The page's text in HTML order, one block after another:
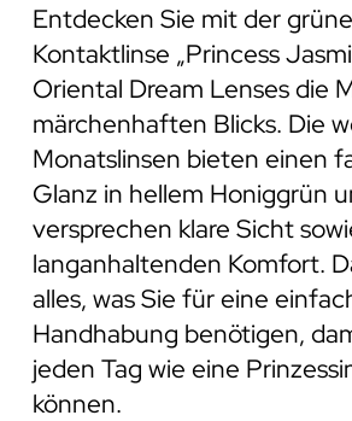
Entdecken Sie mit der
Kontaktlinse „Princess
Oriental Dream Lenses die
märchenhaften Blicks. Die
Monatslinsen bieten einen
Glanz in hellem Honiggrün
versprechen klare Sicht
langanhaltenden Komfort.
alles, was Sie für eine
Handhabung benötigen,
jeden Tag wie eine
können.